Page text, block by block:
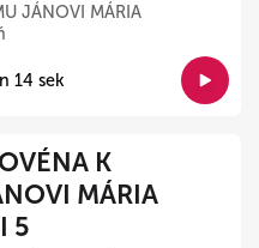
JÁNOVI MÁRIA
14 sek
K
MÁRIA
5